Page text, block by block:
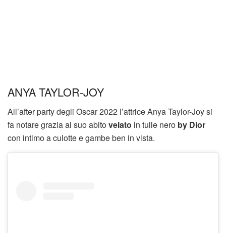
ANYA TAYLOR-JOY
All’after party degli Oscar 2022 l’attrice Anya Taylor-Joy si
fa notare grazia al suo abitovelato in tulle nero by Dior
con intimo a culotte e gambe ben in vista.